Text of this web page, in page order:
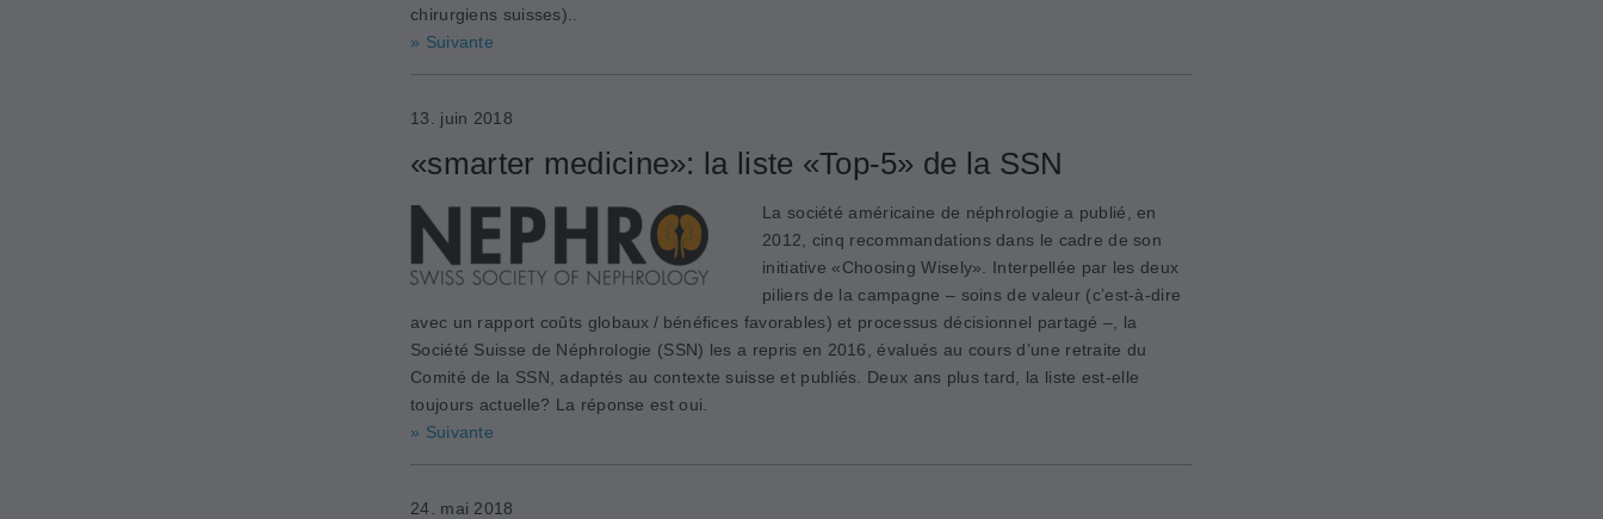
chirurgiens suisses)..
» Suivante
13. juin 2018
«smarter medicine»: la liste «Top-5» de la SSN
La société américaine de néphrologie a publié, en
2012, cinq recommandations dans le cadre de son
initiative «Choosing Wisely». Interpellée par les deux
piliers de la campagne – soins de valeur (c’est-à-dire
avec un rapport coûts globaux / bénéfices favorables) et processus décisionnel partagé –, la
Société Suisse de Néphrologie (SSN) les a repris en 2016, évalués au cours d’une retraite du
Comité de la SSN, adaptés au contexte suisse et publiés. Deux ans plus tard, la liste est-elle
toujours actuelle? La réponse est oui.
» Suivante
24. mai 2018